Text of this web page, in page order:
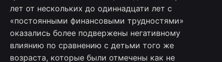
лет от нескольких до одиннадцати лет с
«постоянными финансовыми трудностями»
оказались более подвержены негативному
влиянию по сравнению с детьми того же
возраста, которые были отмечены как не